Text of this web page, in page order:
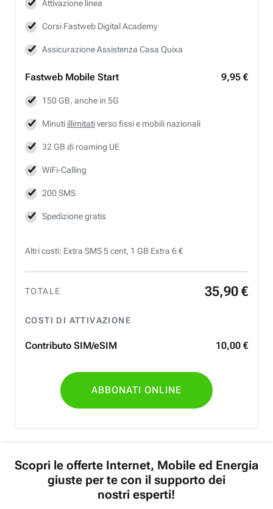
Attivazione linea
Corsi Fastweb Digital Academy
Assicurazione Assistenza Casa Quixa
Fastweb Mobile Start 9,95 €
150 GB, anche in 5G
Minuti illimitativerso fissi e mobili nazionali
32 GB di roaming UE
WiFi-Calling
200 SMS
Spedizione gratis
Altri costi: Extra SMS 5 cent, 1 GB Extra 6 €
TOTALE 35,90 €
COSTI DI ATTIVAZIONE
Contributo SIM/eSIM 10,00 €
ABBONATI ONLINE
Scopri le offerte Internet, Mobile ed Energia
giuste per te con il supporto dei
nostri esperti!